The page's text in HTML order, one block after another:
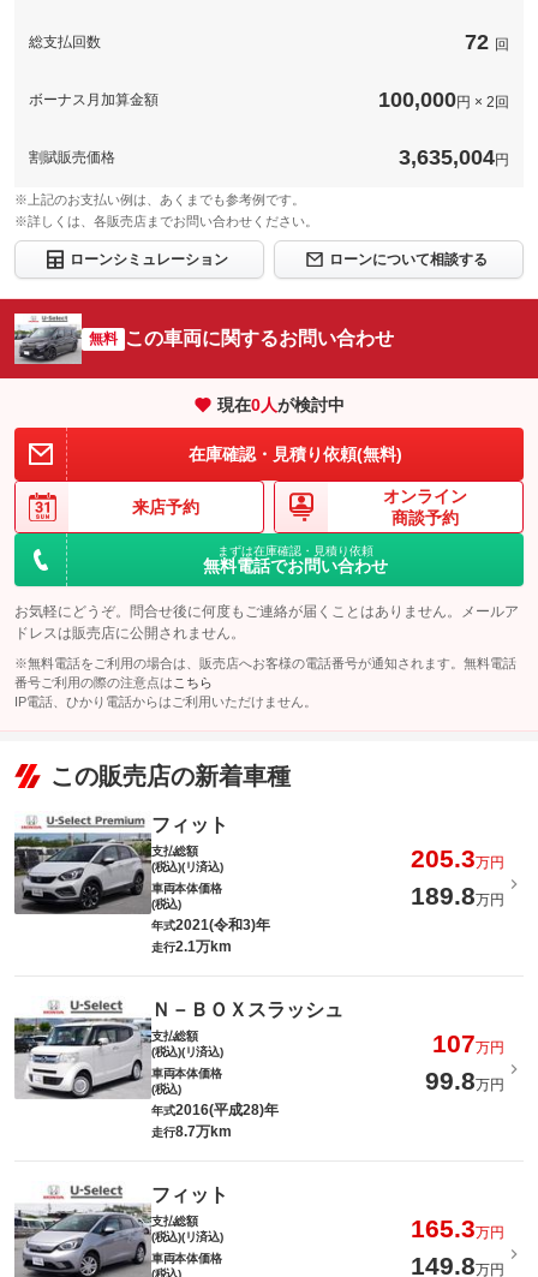
総支払回数 72 回
ボーナス月加算金額 100,000円 × 2回
割賦販売価格 3,635,004円
※上記のお支払い例は、あくまでも参考例です。
※詳しくは、各販売店までお問い合わせください。
ローンシミュレーション ローンについて相談する
無料 この車両に関するお問い合わせ
現在0人が検討中
在庫確認・見積り依頼(無料)
来店予約
オンライン
商談予約
まずは在庫確認・見積り依頼
無料電話でお問い合わせ
お気軽にどうぞ。問合せ後に何度もご連絡が届くことはありません。メールア
ドレスは販売店に公開されません。
※無料電話をご利用の場合は、販売店へお客様の電話番号が通知されます。無料電話
番号ご利用の際の注意点は こちら
IP電話、ひかり電話からはご利用いただけません。
この販売店の新着車種
フィット
支払総額
(税込)(リ済込)
205.3万円
車両本体価格
(税込)
189.8万円
年式2021(令和3)年
走行2.1万km
Ｎ－ＢＯＸスラッシュ
支払総額
(税込)(リ済込)
107万円
車両本体価格
(税込)
99.8万円
年式2016(平成28)年
走行8.7万km
フィット
支払総額
(税込)(リ済込)
165.3万円
車両本体価格
(税込)
149.8万円